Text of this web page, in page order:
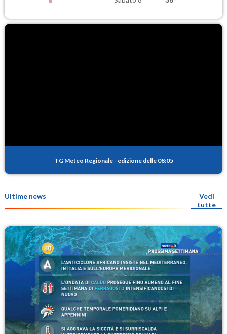
TG Meteo Regionale - edizione delle 08:05
Ultime news
Vedi
tutte